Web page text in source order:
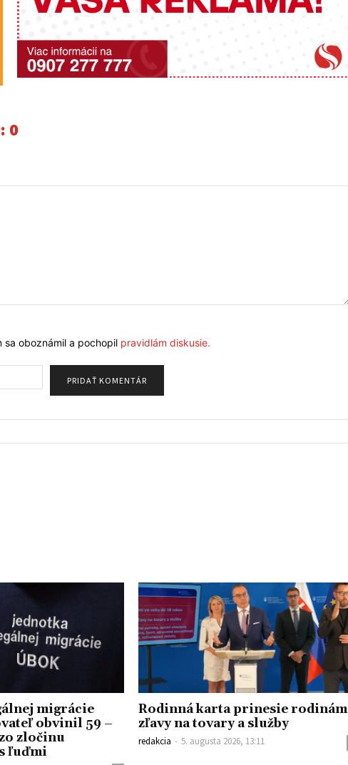
0
sa oboznámil a pochopil pravidlám diskusie.
migrácie
obvinil 59 –
zločinu
ľuďmi
Rodinná karta prinesie rodinám
zľavy na tovary a služby
redakcia - 5. augusta 2026, 13:11